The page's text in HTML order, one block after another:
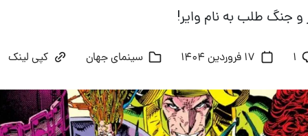
جنگ طلب به نام وایر!
۱ 17 فروردین 1404 سینمای جهان کپی لینک